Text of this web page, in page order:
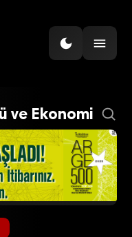
ve Ekonomi